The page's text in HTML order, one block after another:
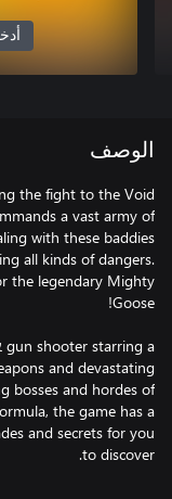
الوصف
the fight to the Void
a vast army of
with these baddies
all kinds of dangers.
the legendary Mighty
gun shooter starring a
and devastating
bosses and hordes of
the game has a
and secrets for you
to discover.